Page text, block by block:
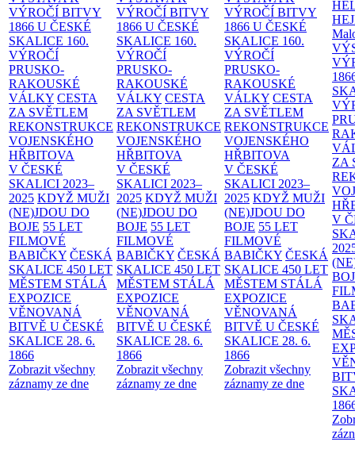
VÝROČÍ BITVY
1866 U ČESKÉ
SKALICE 160.
VÝROČÍ
PRUSKO-
RAKOUSKÉ
VÁLKY CESTA
ZA SVĚTLEM
REKONSTRUKCE
VOJENSKÉHO
HŘBITOVA
V ČESKÉ
SKALICI 2023–
2025 KDYŽ MUŽI
(NE)JDOU DO
BOJE 55 LET
FILMOVÉ
BABIČKY ČESKÁ
SKALICE 450 LET
MĚSTEM STÁLÁ
EXPOZICE
VĚNOVANÁ
BITVĚ U ČESKÉ
SKALICE 28. 6.
1866
Zobrazit všechny
záznamy ze dne
VÝROČÍ BITVY
1866 U ČESKÉ
SKALICE 160.
VÝROČÍ
PRUSKO-
RAKOUSKÉ
VÁLKY CESTA
ZA SVĚTLEM
REKONSTRUKCE
VOJENSKÉHO
HŘBITOVA
V ČESKÉ
SKALICI 2023–
2025 KDYŽ MUŽI
(NE)JDOU DO
BOJE 55 LET
FILMOVÉ
BABIČKY ČESKÁ
SKALICE 450 LET
MĚSTEM STÁLÁ
EXPOZICE
VĚNOVANÁ
BITVĚ U ČESKÉ
SKALICE 28. 6.
1866
Zobrazit všechny
záznamy ze dne
VÝROČÍ BITVY
1866 U ČESKÉ
SKALICE 160.
VÝROČÍ
PRUSKO-
RAKOUSKÉ
VÁLKY CESTA
ZA SVĚTLEM
REKONSTRUKCE
VOJENSKÉHO
HŘBITOVA
V ČESKÉ
SKALICI 2023–
2025 KDYŽ MUŽI
(NE)JDOU DO
BOJE 55 LET
FILMOVÉ
BABIČKY ČESKÁ
SKALICE 450 LET
MĚSTEM STÁLÁ
EXPOZICE
VĚNOVANÁ
BITVĚ U ČESKÉ
SKALICE 28. 6.
1866
Zobrazit všechny
záznamy ze dne
ZA
V